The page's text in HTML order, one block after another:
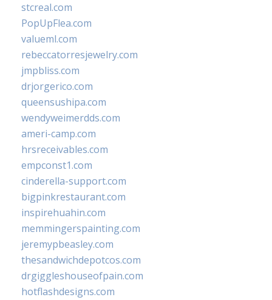
stcreal.com
PopUpFlea.com
valueml.com
rebeccatorresjewelry.com
jmpbliss.com
drjorgerico.com
queensushipa.com
wendyweimerdds.com
ameri-camp.com
hrsreceivables.com
empconst1.com
cinderella-support.com
bigpinkrestaurant.com
inspirehuahin.com
memmingerspainting.com
jeremypbeasley.com
thesandwichdepotcos.com
drgiggleshouseofpain.com
hotflashdesigns.com